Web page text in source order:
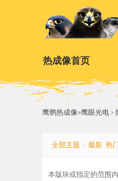
热成像首页
鹰鹘热成像»鹰眼光电 ›
全部主题 最新 热
本版块或指定的范围